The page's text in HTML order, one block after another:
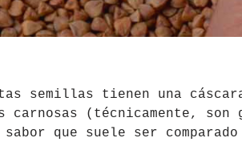
semillas tienen una
carnosas (técnicamente,
sabor que suele ser